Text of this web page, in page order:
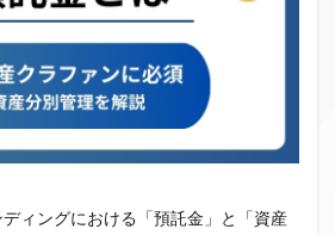
ィングにおける「預託金」と「資産
ング事業
ング新規参入
融資型クラウドファンディング